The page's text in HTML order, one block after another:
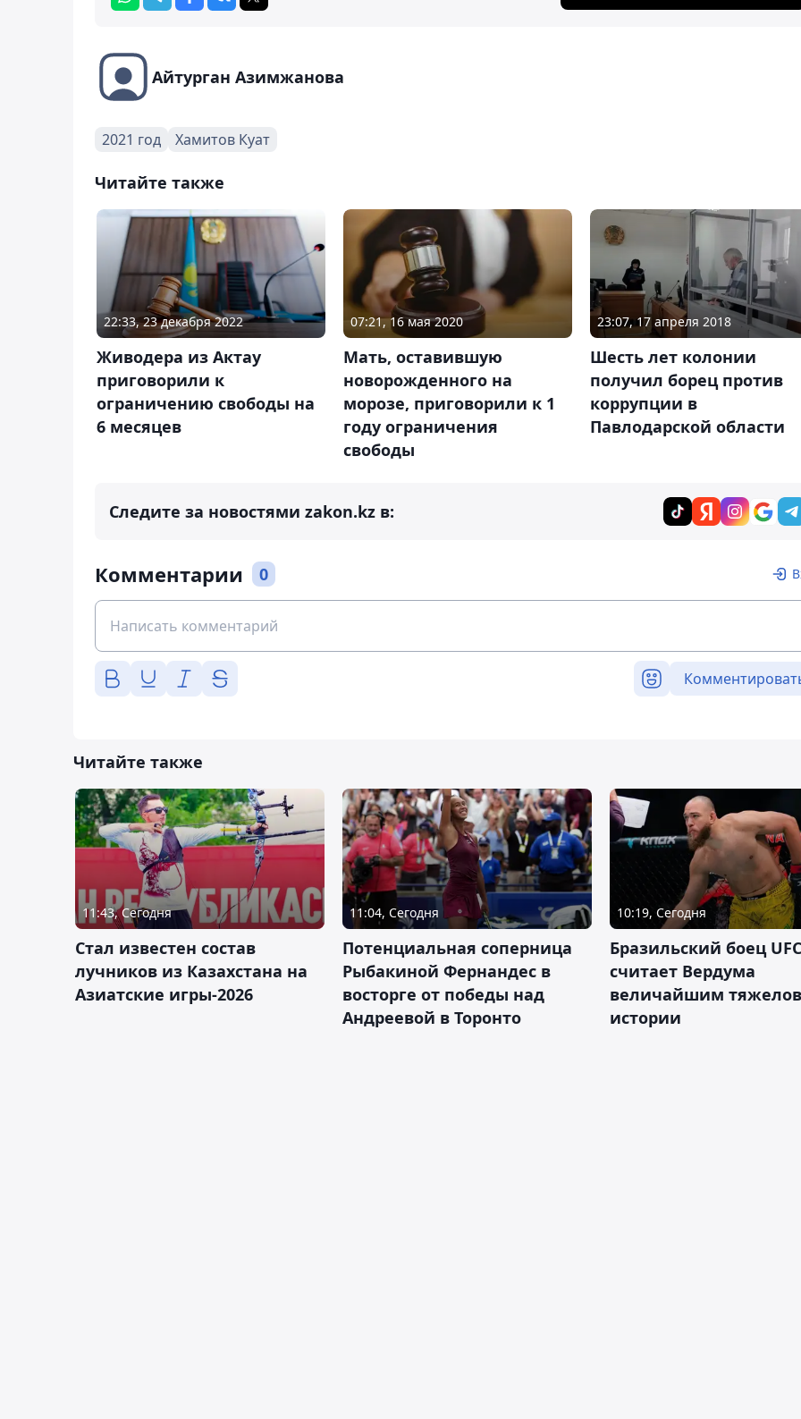
Айтурган Азимжанова
2021 год Хамитов Куат
Читайте также
22:33, 23 декабря 2022
Живодера из Актау
приговорили к
ограничению свободы на
6 месяцев
07:21, 16 мая 2020
Мать, оставившую
новорожденного на
морозе, приговорили к 1
году ограничения
свободы
23:07, 17 апреля 2018
Шесть лет колонии
получил борец против
коррупции в
Павлодарской области
Следите за новостями zakon.kz в:
Комментарии 0
Читайте также
11:43, Сегодня
Стал известен состав
лучников из Казахстана на
Азиатские игры-2026
11:04, Сегодня
Потенциальная соперница
Рыбакиной Фернандес в
восторге от победы над
Андреевой в Торонто
10:19, Сегодня
Бразильский боец
считает Вердума
величайшим
истории